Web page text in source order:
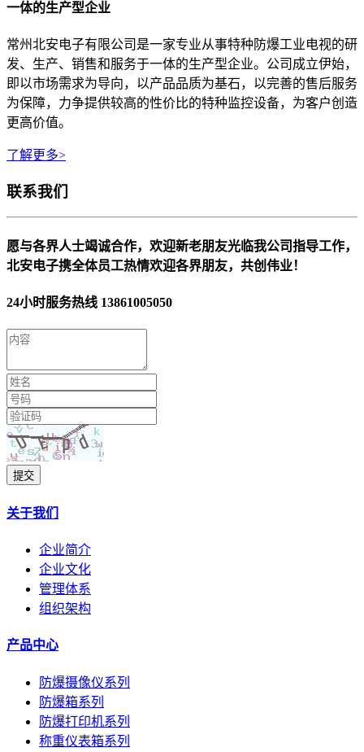
一体的生产型企业
常州北安电子有限公司是一家专业从事特种防爆工业电视的研
发、生产、销售和服务于一体的生产型企业。公司成立伊始，
即以市场需求为导向，以产品品质为基石，以完善的售后服务
为保障，力争提供较高的性价比的特种监控设备，为客户创造
更高价值。
了解更多>
联系我们
愿与各界人士竭诚合作，欢迎新老朋友光临我公司指导工作，
北安电子携全体员工热情欢迎各界朋友，共创伟业！
24小时服务热线 13861005050
提交
关于我们
企业简介
企业文化
管理体系
组织架构
产品中心
防爆摄像仪系列
防爆箱系列
防爆打印机系列
称重仪表箱系列